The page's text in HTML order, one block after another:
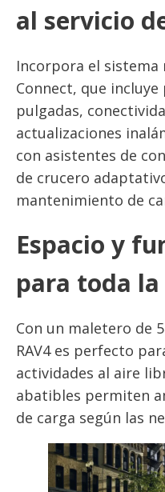
al servicio
Incorpora el
Connect, que
pulgadas,
actualizaciones
con asistentes de
de crucero
mantenimiento de
Espacio y
para toda
Con un maletero de
RAV4 es perfecto
actividades al aire
abatibles permiten
de carga según las